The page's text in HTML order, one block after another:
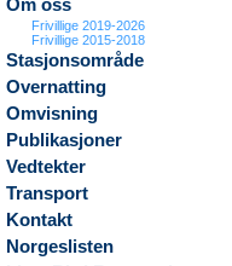
Om oss
Frivillige 2019-2026
Frivillige 2015-2018
Stasjonsområde
Overnatting
Omvisning
Publikasjoner
Vedtekter
Transport
Kontakt
Norgeslisten